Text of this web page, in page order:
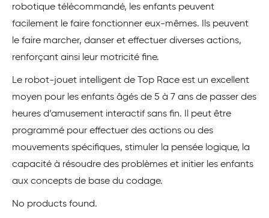
robotique télécommandé, les enfants peuvent
facilement le faire fonctionner eux-mêmes. Ils peuvent
le faire marcher, danser et effectuer diverses actions,
renforçant ainsi leur motricité fine.
Le robot-jouet intelligent de Top Race est un excellent
moyen pour les enfants âgés de 5 à 7 ans de passer des
heures d’amusement interactif sans fin. Il peut être
programmé pour effectuer des actions ou des
mouvements spécifiques, stimuler la pensée logique, la
capacité à résoudre des problèmes et initier les enfants
aux concepts de base du codage.
No products found.